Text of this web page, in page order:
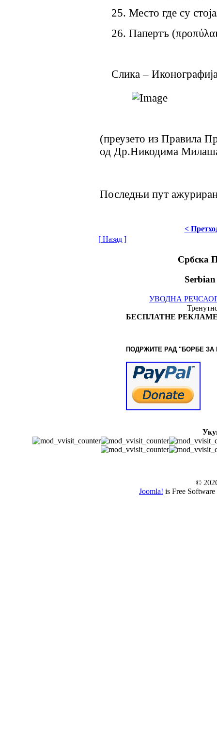
25. Место где су
26. Папертъ (
Слика –
(преузето из Правила
од Др.Никодима
Последњи пут
<
[ Назад ]
Србска
УВОДНА РЕЧ
БЕСПЛАТНЕ
ПОДРЖИТЕ РАД "БОРБЕ ЗА
©
Joomla! is Free